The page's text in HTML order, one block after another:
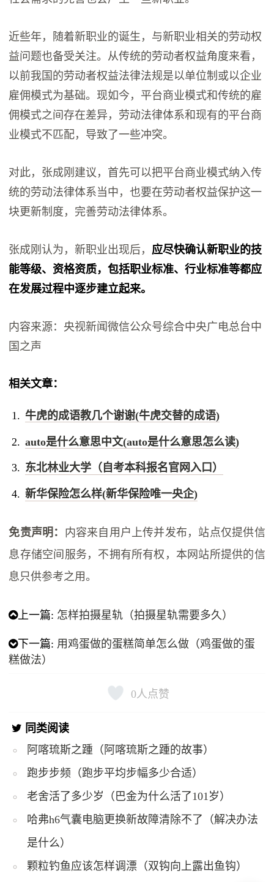
近些年，随着新职业的诞生，与新职业相关的劳动权
益问题也备受关注。从传统的劳动者权益角度来看，
以前我国的劳动者权益法律法规是以单位制或以企业
雇佣模式为基础。现如今，平台商业模式和传统的雇
佣模式之间存在差异，劳动法律体系和现有的平台商
业模式不匹配，导致了一些冲突。
对此，张成刚建议，首先可以把平台商业模式纳入传
统的劳动法律体系当中，也要在劳动者权益保护这一
块更新制度，完善劳动法律体系。
张成刚认为，新职业出现后， 应尽快确认新职业的技
能等级、资格资质，包括职业标准、行业标准等都应
在发展过程中逐步建立起来。
内容来源：央视新闻微信公众号综合中央广电总台中
国之声
相关文章：
牛虎的成语教几个谢谢(牛虎交替的成语)
auto是什么意思中文(auto是什么意思怎么读)
东北林业大学（自考本科报名官网入口）
新华保险怎么样(新华保险唯一央企)
免责声明： 内容来自用户上传并发布，站点仅提供信
息存储空间服务，不拥有所有权，本网站所提供的信
息只供参考之用。
上一篇: 怎样拍摄星轨（拍摄星轨需要多久）
下一篇: 用鸡蛋做的蛋糕简单怎么做（鸡蛋做的蛋
糕做法）
0人点赞
同类阅读
阿喀琉斯之踵（阿喀琉斯之踵的故事）
跑步步频（跑步平均步幅多少合适）
老舍活了多少岁（巴金为什么活了101岁）
哈弗h6气囊电脑更换新故障清除不了（解决办法
是什么）
颗粒钓鱼应该怎样调漂（双钩向上露出鱼钩）